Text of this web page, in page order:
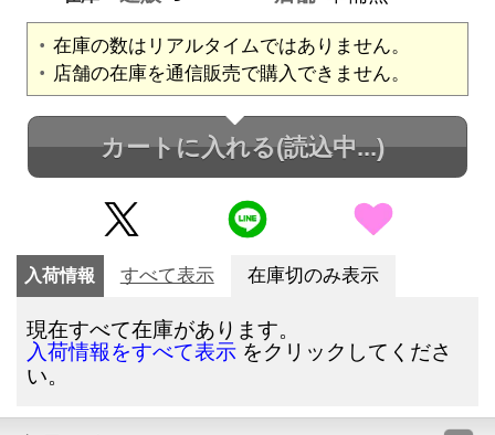
在庫の数はリアルタイムではありません。
店舗の在庫を通信販売で購入できません。
カートに入れる(読込中...)
入荷情報 すべて表示 在庫切のみ表示
現在すべて在庫があります。
入荷情報をすべて表示 をクリックしてくださ
い。